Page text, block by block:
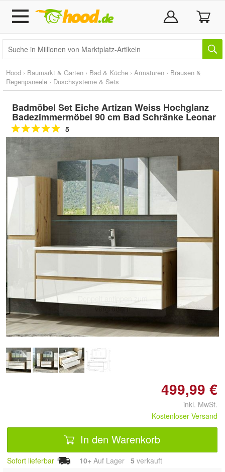
Hood › Baumarkt & Garten › Bad & Küche › Armaturen › Brausen &
Regenpaneele › Duschsysteme & Sets
Badmöbel Set Eiche Artizan Weiss Hochglanz
Badezimmermöbel 90 cm Bad Schränke Leonar
5
Doppelt antippen zum
vergrößern
499,99 €
inkl. MwSt.
Kostenloser Versand
In den Warenkorb
Sofort lieferbar 10+ Auf Lager 5 verkauft